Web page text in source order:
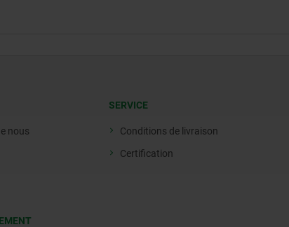
nous
SERVICE
Conditions de livraison
Certification